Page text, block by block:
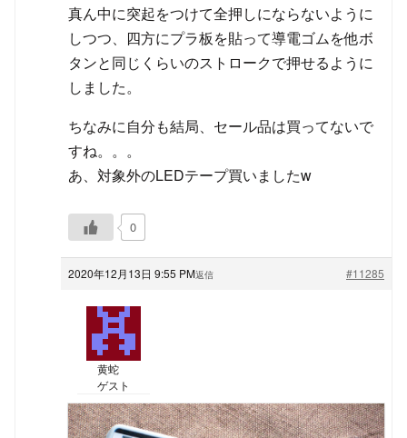
真ん中に突起をつけて全押しにならないように
しつつ、四方にプラ板を貼って導電ゴムを他ボ
タンと同じくらいのストロークで押せるように
しました。
ちなみに自分も結局、セール品は買ってないで
すね。。。
あ、対象外のLEDテープ買いましたw
0
2020年12月13日 9:55 PM #11285
返信
黄蛇
ゲスト